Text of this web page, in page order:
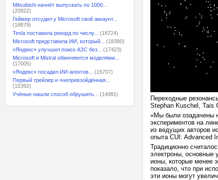
Mitsubishi начнёт выпускать по 1000...
(20822)
Геймер отсудил у Microsoft свой аккаунт...
(18879)
Tesla поставила рекорд по числу...
(18724)
Microsoft представила ИИ, который...
(18380)
«Яндекс» улучшил поиск АЗС без...
(17423)
Microsoft и Mistral обменяются моделями...
(17005)
«Яндекс» посадил ИИ-агентов...
(15707)
Первый трейлер и «непревзойдённая...
(15392)
Учёные нашли способ обрушить...
(14981)
Переходные
Stephan Kuschel, Tais
«Мы были озадачены
экспериментов на
из ведущих авторов
опыта CUI: Advanced
Традиционно
электроны, основные
ионы, которые менее
показало, что при
эти ионы могут